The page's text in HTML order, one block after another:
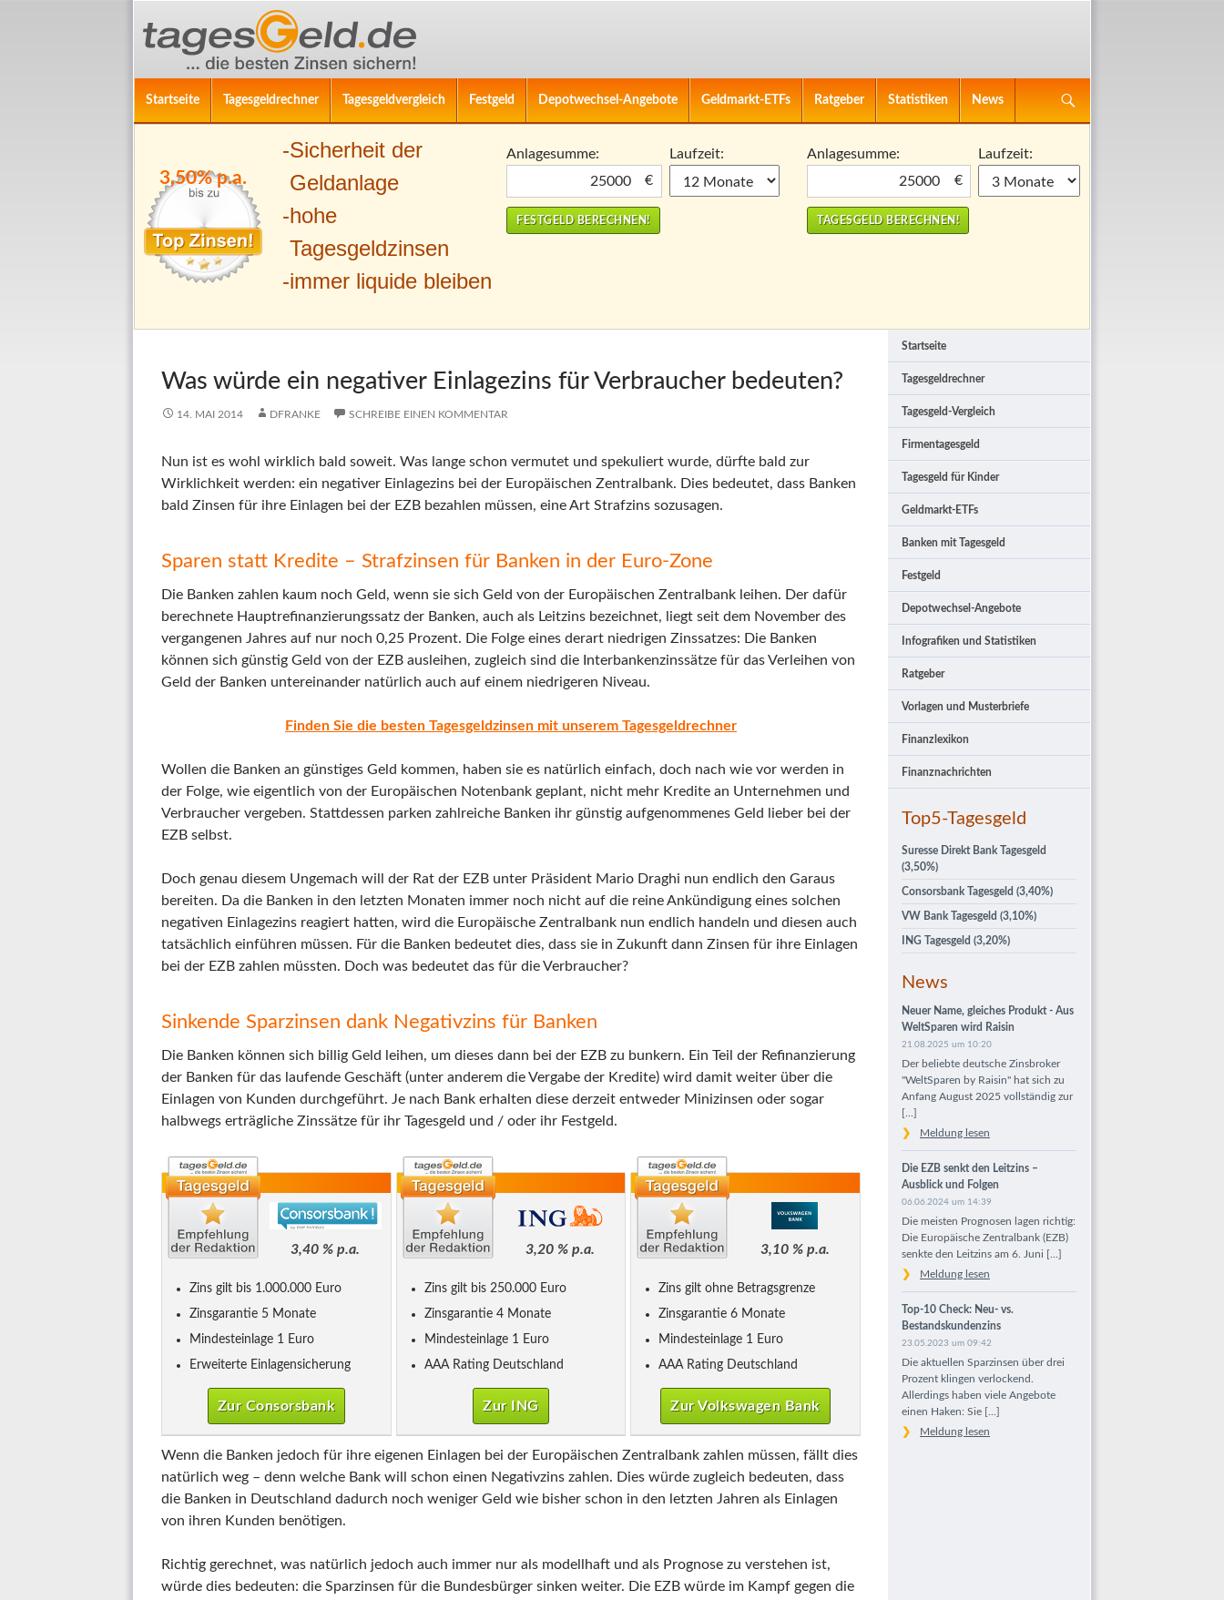
Startseite Tagesgeldrechner Tagesgeldvergleich Festgeld Depotwechsel-Angebote Geldmarkt-ETFs Ratgeber Statistiken News
3,50% p.a.
Sicherheit der
Geldanlage
hohe
Tagesgeldzinsen
immer liquide bleiben
Anlagesumme:
€
Laufzeit:
Anlagesumme:
€
Laufzeit:
Was würde ein negativer Einlagezins für Verbraucher bedeuten?
14. MAI 2014 DFRANKE SCHREIBE EINEN KOMMENTAR
Nun ist es wohl wirklich bald soweit. Was lange schon vermutet und spekuliert wurde, dürfte bald zur
Wirklichkeit werden: ein negativer Einlagezins bei der Europäischen Zentralbank. Dies bedeutet, dass Banken
bald Zinsen für ihre Einlagen bei der EZB bezahlen müssen, eine Art Strafzins sozusagen.
Sparen statt Kredite – Strafzinsen für Banken in der Euro-Zone
Die Banken zahlen kaum noch Geld, wenn sie sich Geld von der Europäischen Zentralbank leihen. Der dafür
berechnete Hauptrefinanzierungssatz der Banken, auch als Leitzins bezeichnet, liegt seit dem November des
vergangenen Jahres auf nur noch 0,25 Prozent. Die Folge eines derart niedrigen Zinssatzes: Die Banken
können sich günstig Geld von der EZB ausleihen, zugleich sind die Interbankenzinssätze für das Verleihen von
Geld der Banken untereinander natürlich auch auf einem niedrigeren Niveau.
Finden Sie die besten Tagesgeldzinsen mit unserem Tagesgeldrechner
Wollen die Banken an günstiges Geld kommen, haben sie es natürlich einfach, doch nach wie vor werden in
der Folge, wie eigentlich von der Europäischen Notenbank geplant, nicht mehr Kredite an Unternehmen und
Verbraucher vergeben. Stattdessen parken zahlreiche Banken ihr günstig aufgenommenes Geld lieber bei der
EZB selbst.
Doch genau diesem Ungemach will der Rat der EZB unter Präsident Mario Draghi nun endlich den Garaus
bereiten. Da die Banken in den letzten Monaten immer noch nicht auf die reine Ankündigung eines solchen
negativen Einlagezins reagiert hatten, wird die Europäische Zentralbank nun endlich handeln und diesen auch
tatsächlich einführen müssen. Für die Banken bedeutet dies, dass sie in Zukunft dann Zinsen für ihre Einlagen
bei der EZB zahlen müssten. Doch was bedeutet das für die Verbraucher?
Sinkende Sparzinsen dank Negativzins für Banken
Die Banken können sich billig Geld leihen, um dieses dann bei der EZB zu bunkern. Ein Teil der Refinanzierung
der Banken für das laufende Geschäft (unter anderem die Vergabe der Kredite) wird damit weiter über die
Einlagen von Kunden durchgeführt. Je nach Bank erhalten diese derzeit entweder Minizinsen oder sogar
halbwegs erträgliche Zinssätze für ihr Tagesgeld und / oder ihr Festgeld.
3,40 % p.a.
Zins gilt bis 1.000.000 Euro
Zinsgarantie 5 Monate
Mindesteinlage 1 Euro
Erweiterte Einlagensicherung
Zur Consorsbank
3,20 % p.a.
Zins gilt bis 250.000 Euro
Zinsgarantie 4 Monate
Mindesteinlage 1 Euro
AAA Rating Deutschland
Zur ING
3,10 % p.a.
Zins gilt ohne Betragsgrenze
Zinsgarantie 6 Monate
Mindesteinlage 1 Euro
AAA Rating Deutschland
Zur Volkswagen Bank
Wenn die Banken jedoch für ihre eigenen Einlagen bei der Europäischen Zentralbank zahlen müssen, fällt dies
natürlich weg – denn welche Bank will schon einen Negativzins zahlen. Dies würde zugleich bedeuten, dass
die Banken in Deutschland dadurch noch weniger Geld wie bisher schon in den letzten Jahren als Einlagen
von ihren Kunden benötigen.
Richtig gerechnet, was natürlich jedoch auch immer nur als modellhaft und als Prognose zu verstehen ist,
würde dies bedeuten: die Sparzinsen für die Bundesbürger sinken weiter. Die EZB würde im Kampf gegen die
Startseite
Tagesgeldrechner
Tagesgeld-Vergleich
Firmentagesgeld
Tagesgeld für Kinder
Geldmarkt-ETFs
Banken mit Tagesgeld
Festgeld
Depotwechsel-Angebote
Infografiken und Statistiken
Ratgeber
Vorlagen und Musterbriefe
Finanzlexikon
Finanznachrichten
Top5-Tagesgeld
Suresse Direkt Bank Tagesgeld
(3,50%)
Consorsbank Tagesgeld (3,40%)
VW Bank Tagesgeld (3,10%)
ING Tagesgeld (3,20%)
News
Neuer Name, gleiches Produkt - Aus
WeltSparen wird Raisin
21.08.2025 um 10:20
Der beliebte deutsche Zinsbroker
"WeltSparen by Raisin" hat sich zu
Anfang August 2025 vollständig zur
[...]
Meldung lesen
Die EZB senkt den Leitzins –
Ausblick und Folgen
06.06.2024 um 14:39
Die meisten Prognosen lagen richtig:
Die Europäische Zentralbank (EZB)
senkte den Leitzins am 6. Juni [...]
Meldung lesen
Top-10 Check: Neu- vs.
Bestandskundenzins
23.05.2023 um 09:42
Die aktuellen Sparzinsen über drei
Prozent klingen verlockend.
Allerdings haben viele Angebote
einen Haken: Sie [...]
Meldung lesen